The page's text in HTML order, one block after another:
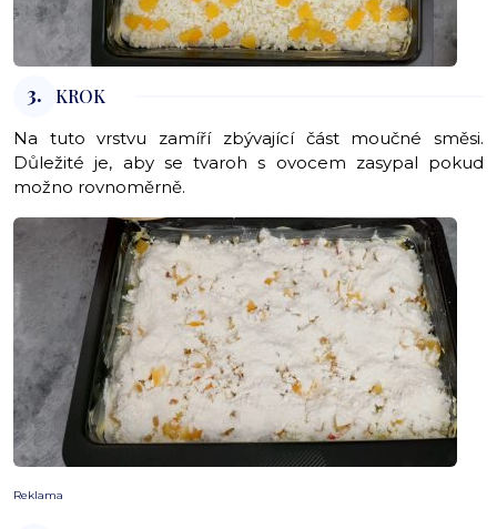
3. KROK
Na tuto vrstvu zamíří zbývající část moučné směsi.
Důležité je, aby se tvaroh s ovocem zasypal pokud
možno rovnoměrně.
Reklama